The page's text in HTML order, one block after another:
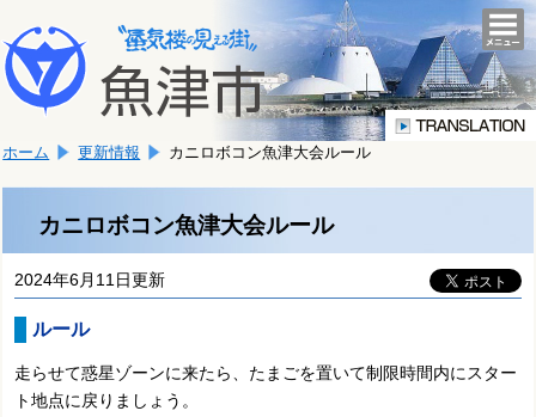
文
へ
移
ま
す。
こ
か
文
ホーム 更新情報 カニロボコン魚津大会ルール
カニロボコン魚津大会ルール
2024年6月11日更新
ルール
走らせて惑星ゾーンに来たら、たまごを置いて制限時間内にスター
ト地点に戻りましょう。